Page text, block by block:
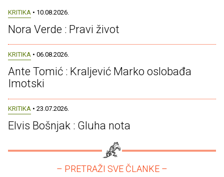
KRITIKA • 10.08.2026.
Nora Verde : Pravi život
KRITIKA • 06.08.2026.
Ante Tomić : Kraljević Marko oslobađa
Imotski
KRITIKA • 23.07.2026.
Elvis Bošnjak : Gluha nota
– PRETRAŽI SVE ČLANKE –